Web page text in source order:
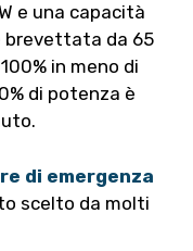
e una capacità
brevettata da 65
in meno di
di potenza è
di emergenza
scelto da molti